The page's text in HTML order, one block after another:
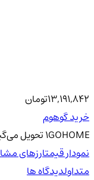
13,191,842تومان
خرید گوهوم
1GOHOMEتحویل
نمودار قیمتارزهای
متداولدیدگاه ها